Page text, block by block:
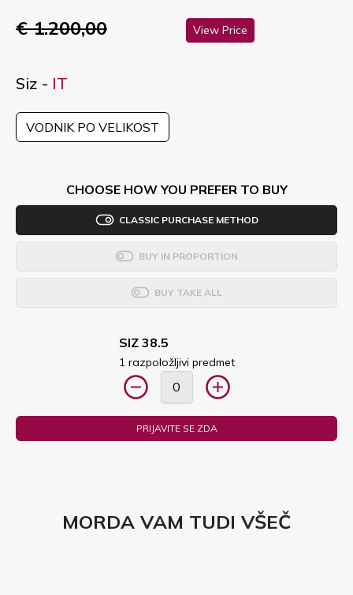
€ 1.200,00 View Price
Siz - IT
VODNIK PO VELIKOST
CHOOSE HOW YOU PREFER TO BUY
CLASSIC PURCHASE METHOD
BUY IN PROPORTION
BUY TAKE ALL
SIZ 38.5
1 razpoložljivi predmet
PRIJAVITE SE ZDA
MORDA VAM TUDI VŠEČ